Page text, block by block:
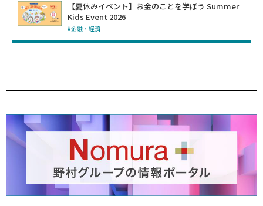
【夏休みイベント】お金のことを学ぼう Summer
Kids Event 2026
#金融・経済